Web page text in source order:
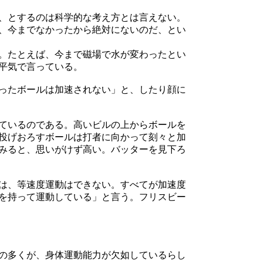
するのは科学的な考え方とは言えない。
今までなかったから絶対にないのだ、とい
たとえば、今まで磁場で水が変わったとい
気で言っている。
たボールは加速されない」と、したり顔に
いるのである。高いビルの上からボールを
げおろすボールは打者に向かって刻々と加
ると、思いがけず高い。バッターを見下ろ
、等速度運動はできない。すべてが加速度
持って運動している」と言う。フリスビー
多くが、身体運動能力が欠如しているらし